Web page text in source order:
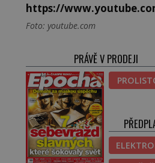
https://
Foto: youtube.com
PRÁVĚ V PRODEJI